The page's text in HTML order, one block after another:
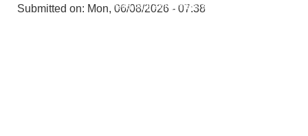
रिक्त पदमा स्थायी शिक्षक सरुवा सरुवा सम्बन्धी सूचना।
Submitted on: Mon, 06/08/2026 - 07:38